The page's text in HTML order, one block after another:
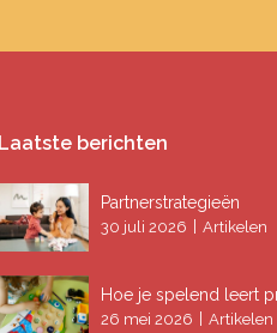
Laatste berichten
Partnerstrategieën
30 juli 2026 Artikelen
Hoe je spelend leert
26 mei 2026 Artikelen